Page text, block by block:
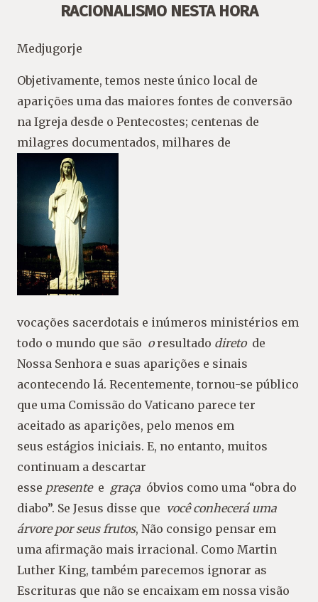
RACIONALISMO NESTA HORA
Medjugorje
Objetivamente, temos neste único local de
aparições uma das maiores fontes de conversão
na Igreja desde o Pentecostes; centenas de
milagres documentados, milhares de
vocações sacerdotais e inúmeros ministérios em
todo o mundo que são oresultado direto de
Nossa Senhora e suas aparições e sinais
acontecendo lá. Recentemente, tornou-se público
que uma Comissão do Vaticano parece ter
aceitado as aparições, pelo menos em
seus estágios iniciais. E, no entanto, muitos
continuam a descartar
esse presente e graça óbvios como uma “obra do
diabo”. Se Jesus disse que você conhecerá uma
árvore por seus frutos, Não consigo pensar em
uma afirmação mais irracional. Como Martin
Luther King, também parecemos ignorar as
Escrituras que não se encaixam em nossa visão